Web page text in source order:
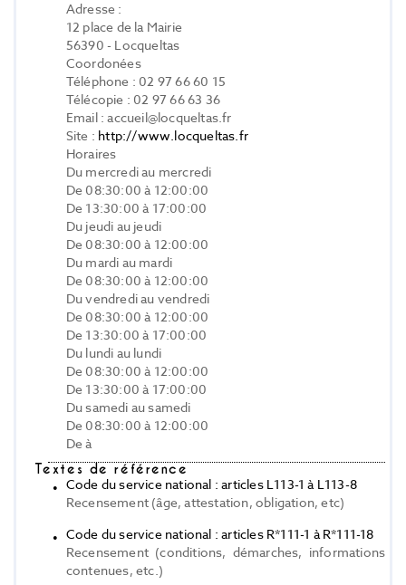
Adresse :
12 place de la Mairie
56390 - Locqueltas
Coordonées
Téléphone : 02 97 66 60 15
Télécopie : 02 97 66 63 36
Email : accueil@locqueltas.fr
Site : http://www.locqueltas.fr
Horaires
Du mercredi au mercredi
De 08:30:00 à 12:00:00
De 13:30:00 à 17:00:00
Du jeudi au jeudi
De 08:30:00 à 12:00:00
Du mardi au mardi
De 08:30:00 à 12:00:00
Du vendredi au vendredi
De 08:30:00 à 12:00:00
De 13:30:00 à 17:00:00
Du lundi au lundi
De 08:30:00 à 12:00:00
De 13:30:00 à 17:00:00
Du samedi au samedi
De 08:30:00 à 12:00:00
De à
Textes de référence
Code du service national : articles L113-1 à L113-8
Recensement (âge, attestation, obligation, etc)
Code du service national : articles R*111-1 à R*111-18
Recensement (conditions, démarches, informations
contenues, etc.)